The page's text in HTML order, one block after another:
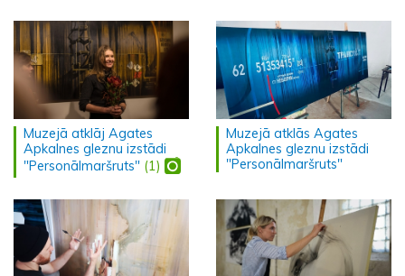
Muzejā atklāj Agates
Apkalnes gleznu izstādi
"Personālmaršruts" (1)
Muzejā atklās Agates
Apkalnes gleznu izstādi
"Personālmaršruts"